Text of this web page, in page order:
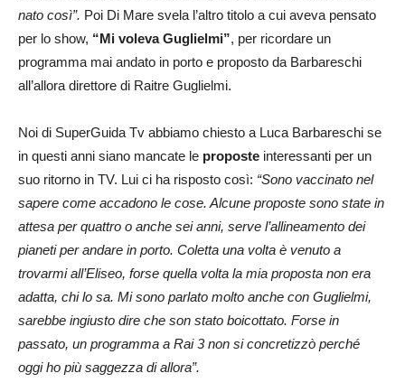
nato così”. Poi Di Mare svela l’altro titolo a cui aveva pensato
per lo show, “Mi voleva Guglielmi”, per ricordare un
programma mai andato in porto e proposto da Barbareschi
all’allora direttore di Raitre Guglielmi.
Noi di SuperGuida Tv abbiamo chiesto a Luca Barbareschi se
in questi anni siano mancate le proposte interessanti per un
suo ritorno in TV. Lui ci ha risposto così: “Sono vaccinato nel
sapere come accadono le cose. Alcune proposte sono state in
attesa per quattro o anche sei anni, serve l’allineamento dei
pianeti per andare in porto. Coletta una volta è venuto a
trovarmi all’Eliseo, forse quella volta la mia proposta non era
adatta, chi lo sa. Mi sono parlato molto anche con Guglielmi,
sarebbe ingiusto dire che son stato boicottato. Forse in
passato, un programma a Rai 3 non si concretizzò perché
oggi ho più saggezza di allora”.